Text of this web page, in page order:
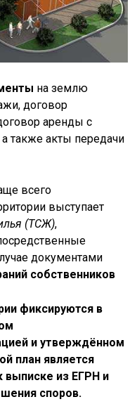
на землю
договор
аренды с
также акты передачи
всего
выступает
(ТСЖ),
документами
собственников
фиксируются в
и утверждённом
план является
из ЕГРН и
споров.